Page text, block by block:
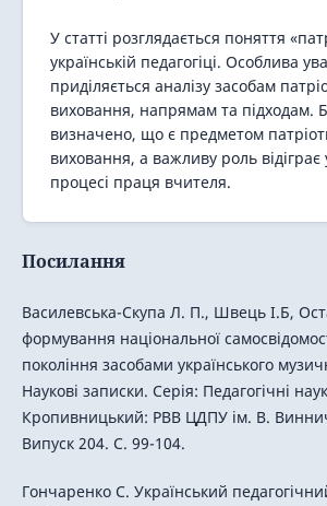
У статті розглядається поняття
українській педагогіці. Особлива
приділяється аналізу засобам
виховання, напрямам та підходам.
визначено, що є предметом
виховання, а важливу роль відіграє
процесі праця вчителя.
Посилання
Василевська-Скупа Л. П., Швець І.Б,
формування національної
покоління засобами українського
Наукові записки. Серія: Педагогічні
Кропивницький: РВВ ЦДПУ ім. В.
Випуск 204. С. 99-104.
Гончаренко С. Український